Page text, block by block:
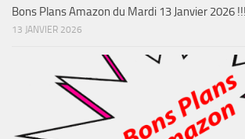
Bons Plans Amazon du Mardi 13 Janvier 2026 !!!
13 JANVIER 2026